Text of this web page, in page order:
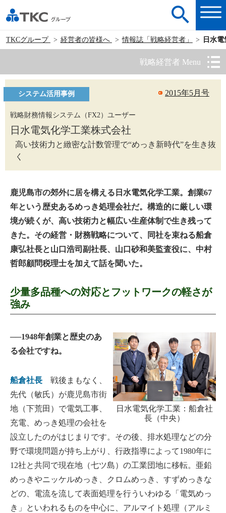
TKCグループ 経営者の皆様へ 情報誌「戦略経営者」 日水
戦略経営者 Menu
2015年5月号
システム活用事例
戦略財務情報システム（FX2）ユーザー
日水電気化学工業株式会社
高い技術力と緻密な計数管理で“めっき新時代”を生き抜
く
鹿児島市の郊外に居を構える日水電気化学工業。創業67
年という歴史あるめっき処理会社だ。構造的に厳しい環
境が続くが、高い技術力と幅広い生産体制で生き残って
きた。その経営・財務戦略について、同社を束ねる船倉
康弘社長と山口浩司副社長、山口砂和美監査役に、中村
哲郎顧問税理士を加えて話を聞いた。
少量多品種への対応とフットワークの軽さが
強み
日水電気化学工業：船倉社
長（中央）
──1948年創業と歴史のあ
る会社ですね。
船倉社長 戦後まもなく、
先代（敏氏）が鹿児島市街
地（下荒田）で電気工事、
充電、めっき処理の会社を
設立したのがはじまりです。その後、排水処理などの分
野で環境問題が持ち上がり、行政指導によって1980年に
12社と共同で現在地（七ツ島）の工業団地に移転。亜鉛
めっきやニッケルめっき、クロムめっき、すずめっきな
どの、電流を流して表面処理を行ういわゆる「電気めっ
き」といわれるものを中心に、アルマイト処理（アルミ